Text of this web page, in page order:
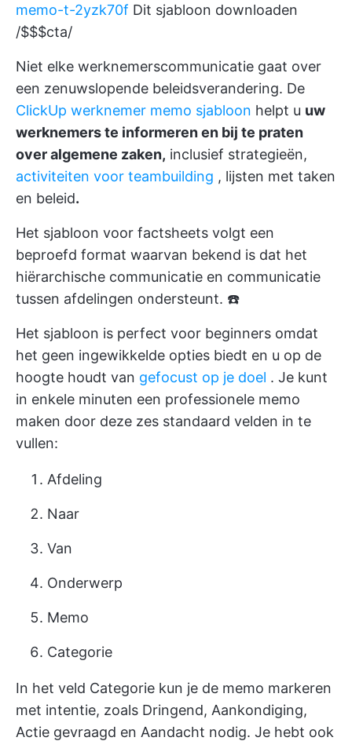
memo-t-2yzk70f Dit sjabloon downloaden
/$$$cta/
Niet elke werknemerscommunicatie gaat over
een zenuwslopende beleidsverandering. De
ClickUp werknemer memo sjabloon helpt u uw
werknemers te informeren en bij te praten
over algemene zaken, inclusief strategieën,
activiteiten voor teambuilding , lijsten met taken
en beleid.
Het sjabloon voor factsheets volgt een
beproefd format waarvan bekend is dat het
hiërarchische communicatie en communicatie
tussen afdelingen ondersteunt. ☎️
Het sjabloon is perfect voor beginners omdat
het geen ingewikkelde opties biedt en u op de
hoogte houdt van gefocust op je doel . Je kunt
in enkele minuten een professionele memo
maken door deze zes standaard velden in te
vullen:
Afdeling
Naar
Van
Onderwerp
Memo
Categorie
In het veld Categorie kun je de memo markeren
met intentie, zoals Dringend, Aankondiging,
Actie gevraagd en Aandacht nodig. Je hebt ook